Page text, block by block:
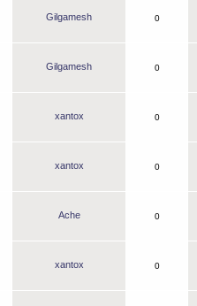
Gilgamesh 0
Gilgamesh 0
xantox 0
xantox 0
Ache 0
xantox 0